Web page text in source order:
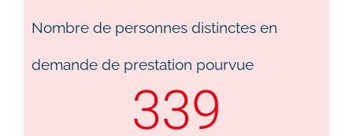
Nombre de personnes distinctes en
demande de prestation pourvue
339